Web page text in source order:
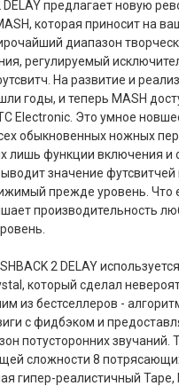
DELAY предлагает новую
которая приносит на
диапазон
регулируемый
На развитие и
годы, и теперь MASH
Electronic. Это умное
обыкновенных ножных
лишь функции включения и
значение футсвитчей
прежде уровень. Что
производительность
2 DELAY
который сделал
из бестселлеров -
с фидбэком и
потусторонних звучаний.
сложности 8
гипер-реалистичный Tape,